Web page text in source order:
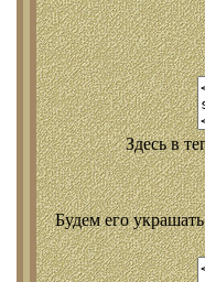
Здесь в
Будем его